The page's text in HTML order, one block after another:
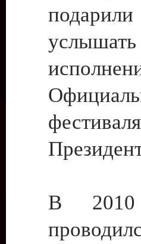
В 2010